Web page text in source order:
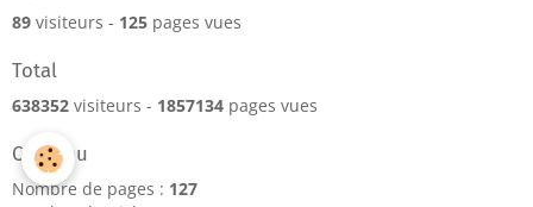
89 visiteurs - 125 pages vues
Total
638352 visiteurs - 1857134 pages vues
Contenu
Nombre de pages : 127